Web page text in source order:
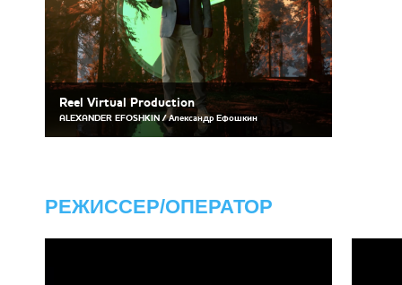
Reel Virtual Production
ALEXANDER EFOSHKIN / Александр Ефошкин
РЕЖИССЕР/ОПЕРАТОР